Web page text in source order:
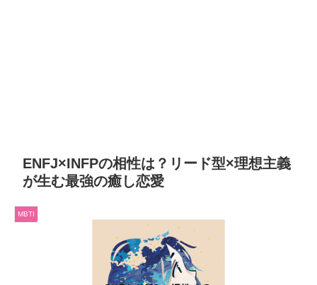
ENFJ×INFPの相性は？リード型×理想主義
が生む最強の癒し恋愛
MBTI